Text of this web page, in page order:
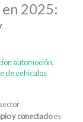
en 2025:
automoción,
de vehículos
y conectadoes